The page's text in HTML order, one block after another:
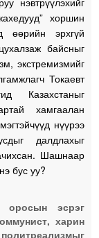
хоршин
өөрийн эрхгүй
байсныг
экстремизмийг
Токаевт
Казахстаныг
хамгаалан
нүүрээ
далдлахыг
Шашнаар
бус уу?
оросын эсрэг
харин